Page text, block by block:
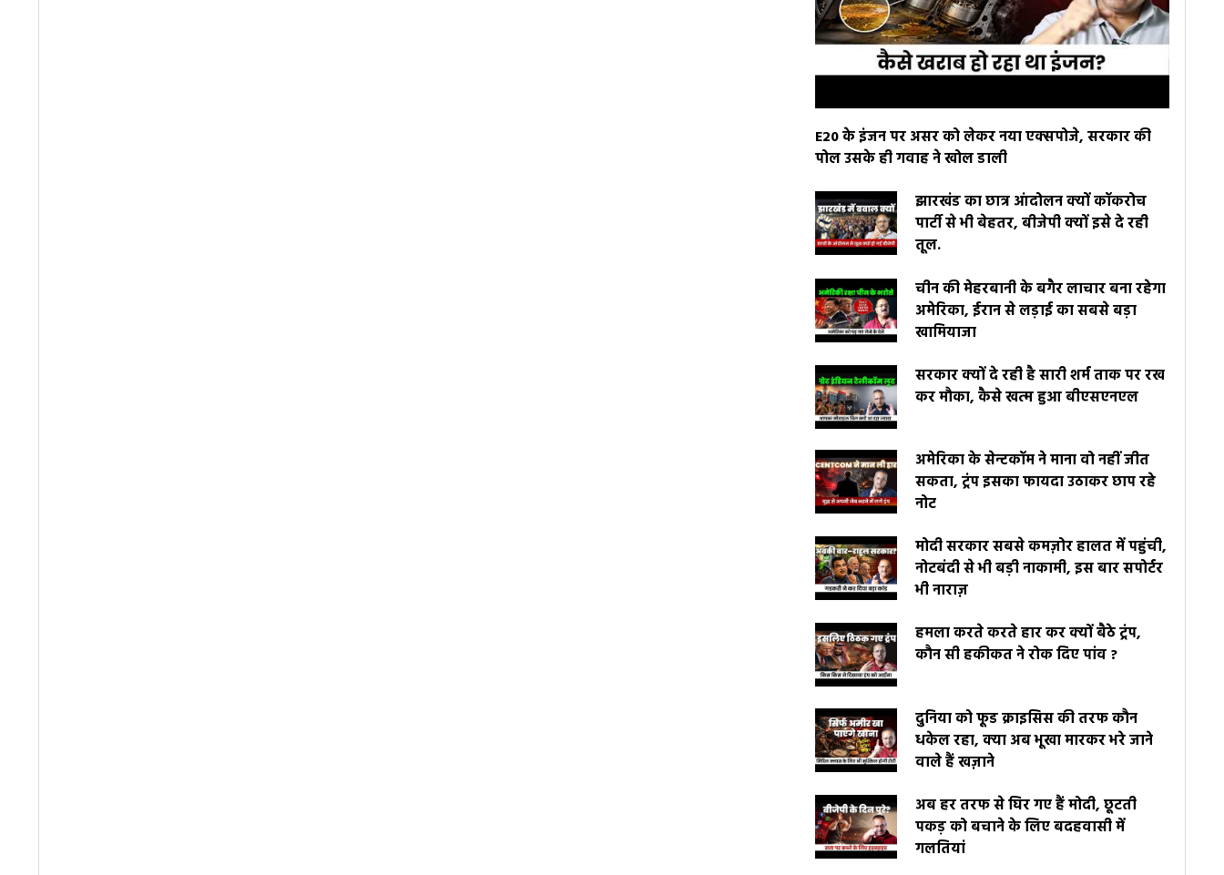
E20 के इंजन पर असर को लेकर नया एक्सपोजे, सरकार की
पोल उसके ही गवाह ने खोल डाली
झारखंड का छात्र आंदोलन क्यों कॉकरोच
पार्टी से भी बेहतर, बीजेपी क्यों इसे दे रही
तूल.
चीन की मेहरबानी के बगैर लाचार बना रहेगा
अमेरिका, ईरान से लड़ाई का सबसे बड़ा
खामियाजा
सरकार क्यों दे रही है सारी शर्म ताक पर रख
कर मौका, कैसे खत्म हुआ बीएसएनएल
अमेरिका के सेन्टकॉम ने माना वो नहीं जीत
सकता, ट्रंप इसका फायदा उठाकर छाप रहे
नोट
मोदी सरकार सबसे कमज़ोर हालत में पहुंची,
नोटबंदी से भी बड़ी नाकामी, इस बार सपोर्टर
भी नाराज़
हमला करते करते हार कर क्यों बैठे ट्रंप,
कौन सी हकीकत ने रोक दिए पांव ?
दुनिया को फूड क्राइसिस की तरफ कौन
धकेल रहा, क्या अब भूखा मारकर भरे जाने
वाले हैं खज़ाने
अब हर तरफ से घिर गए हैं मोदी, छूटती
पकड़ को बचाने के लिए बदहवासी में
गलतियां